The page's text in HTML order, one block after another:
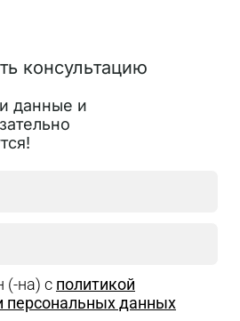
консультацию
данные и
(-на) с политикой
персональных данных